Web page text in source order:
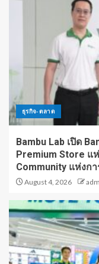
ธุรกิจ-ตลาด
Bambu Lab เปิด
Premium Store แ
Community แห่งก
August 4, 2026